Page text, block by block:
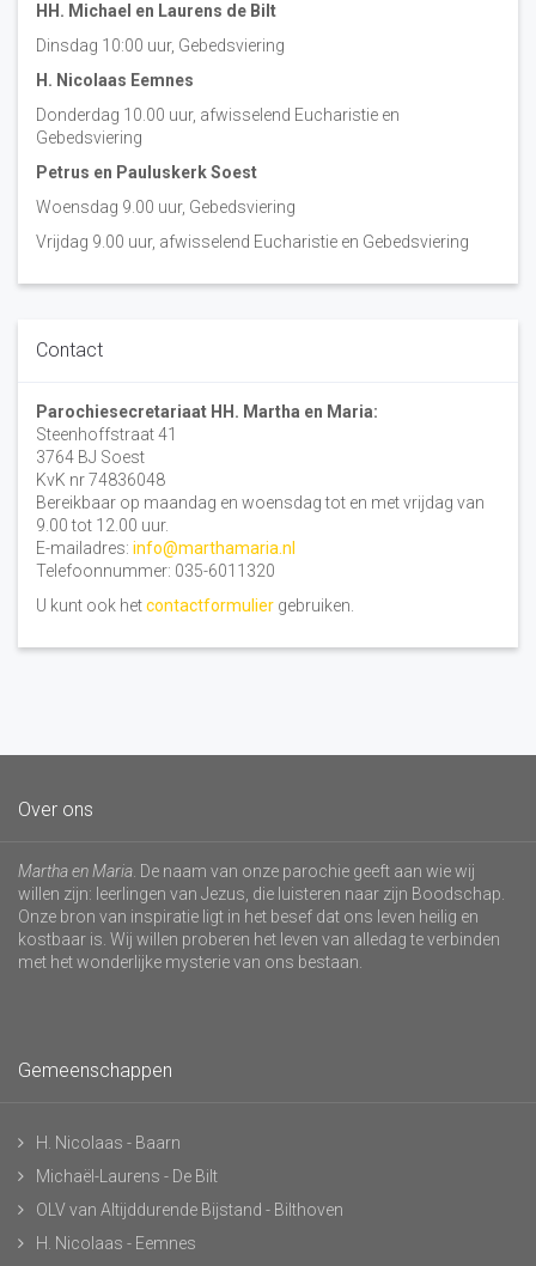
HH. Michael en Laurens de Bilt
Dinsdag 10:00 uur, Gebedsviering
H. Nicolaas Eemnes
Donderdag 10.00 uur, afwisselend Eucharistie en
Gebedsviering
Petrus en Pauluskerk Soest
Woensdag 9.00 uur, Gebedsviering
Vrijdag 9.00 uur, afwisselend Eucharistie en Gebedsviering
Contact
Parochiesecretariaat HH. Martha en Maria:
Steenhoffstraat 41
3764 BJ Soest
KvK nr 74836048
Bereikbaar op maandag en woensdag tot en met vrijdag van
9.00 tot 12.00 uur.
E-mailadres: info@marthamaria.nl
Telefoonnummer: 035-6011320
U kunt ook hetcontactformulier gebruiken.
Over ons
Martha en Maria . De naam van onze parochie geeft aan wie wij
willen zijn: leerlingen van Jezus, die luisteren naar zijn Boodschap.
Onze bron van inspiratie ligt in het besef dat ons leven heilig en
kostbaar is. Wij willen proberen het leven van alledag te verbinden
met het wonderlijke mysterie van ons bestaan.
Gemeenschappen
H. Nicolaas - Baarn
Michaël-Laurens - De Bilt
OLV van Altijddurende Bijstand - Bilthoven
H. Nicolaas - Eemnes